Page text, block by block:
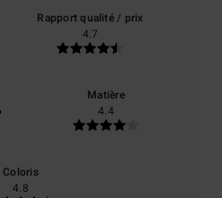
Rapport qualité / prix
4.7
Matière
4.4
Coloris
4.8